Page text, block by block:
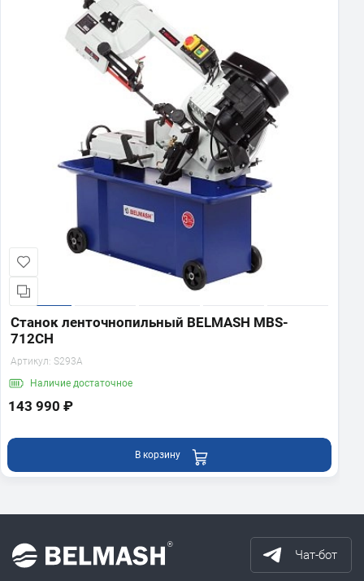
Станок ленточнопильный BELMASH MBS-
712CH
Артикул: S293A
Наличие достаточное
143 990 ₽
В корзину
Чат-бот